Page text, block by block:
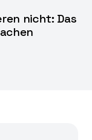
nicht: Das